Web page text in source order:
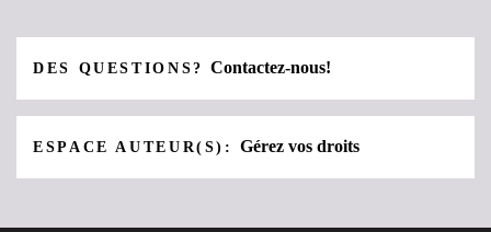
DES QUESTIONS?Contactez-nous!
ESPACE AUTEUR(S):Gérez vos droits